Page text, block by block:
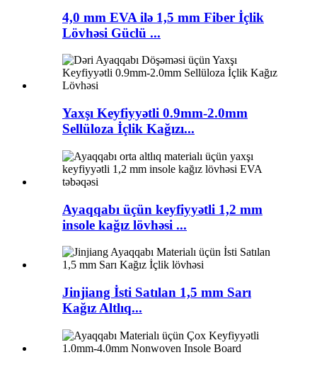
4,0 mm EVA ilə 1,5 mm Fiber İçlik
Lövhəsi Güclü ...
Yaxşı Keyfiyyətli 0.9mm-2.0mm
Sellüloza İçlik Kağızı...
Ayaqqabı üçün keyfiyyətli 1,2 mm
insole kağız lövhəsi ...
Jinjiang İsti Satılan 1,5 mm Sarı
Kağız Altlıq...